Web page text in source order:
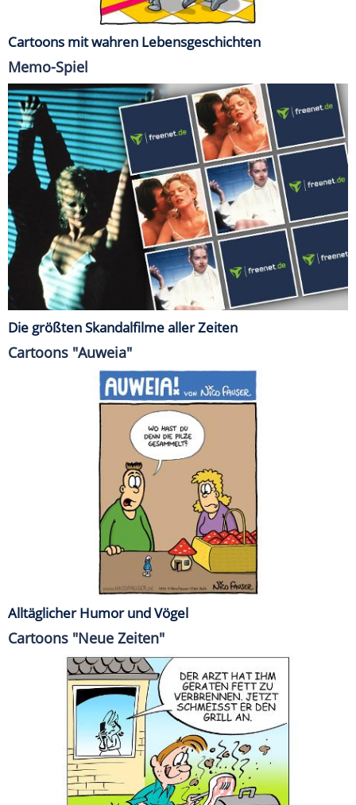
Cartoons mit wahren Lebensgeschichten
Memo-Spiel
Die größten Skandalfilme aller Zeiten
Cartoons "Auweia"
Alltäglicher Humor und Vögel
Cartoons "Neue Zeiten"